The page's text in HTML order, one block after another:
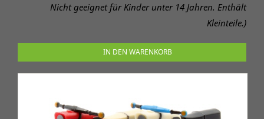
Nicht geeignet für Kinder unter 14 Jahren. Enthält
Kleinteile.)
IN DEN WARENKORB